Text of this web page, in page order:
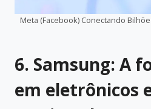
Meta (Facebook) Conectando
6. Samsung: A
em eletrônicos